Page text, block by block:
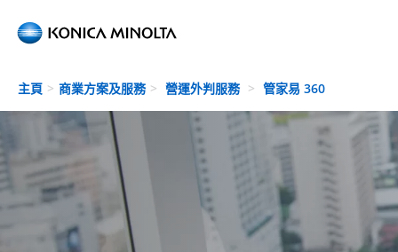
Skip to main content
主頁 商業方案及服務 營運外判服務 管家易 360